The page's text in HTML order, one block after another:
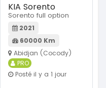
KIA Sorento
Sorento full option
2021
60000 Km
Abidjan (Cocody)
PRO
Posté il y a 1 jour